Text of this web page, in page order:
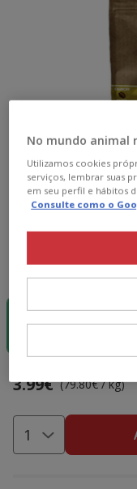
50 g
3.99€
Preço 3.99€, 79.80
3.99€ (79.80€ / kg)
No mundo animal
Utilizamos cookies
serviços, lembrar suas
em seu perfil e hábitos
Consulte como o